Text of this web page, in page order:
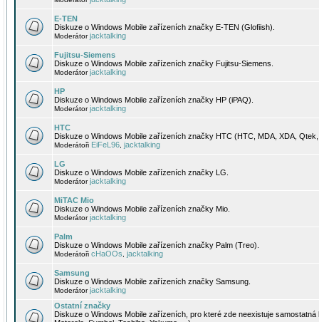
E-TEN
Diskuze o Windows Mobile zařízeních značky E-TEN (Glofiish).
Moderátorjacktalking
Fujitsu-Siemens
Diskuze o Windows Mobile zařízeních značky Fujitsu-Siemens.
Moderátorjacktalking
HP
Diskuze o Windows Mobile zařízeních značky HP (iPAQ).
Moderátorjacktalking
HTC
Diskuze o Windows Mobile zařízeních značky HTC (HTC, MDA, XDA,
Moderátoři EiFeL96 jacktalking
LG
Diskuze o Windows Mobile zařízeních značky LG.
Moderátorjacktalking
MiTAC Mio
Diskuze o Windows Mobile zařízeních značky Mio.
Moderátorjacktalking
Palm
Diskuze o Windows Mobile zařízeních značky Palm (Treo).
Moderátoři cHaOOs jacktalking
Samsung
Diskuze o Windows Mobile zařízeních značky Samsung.
Moderátorjacktalking
Ostatní značky
Diskuze o Windows Mobile zařízeních, pro které zde neexistuje